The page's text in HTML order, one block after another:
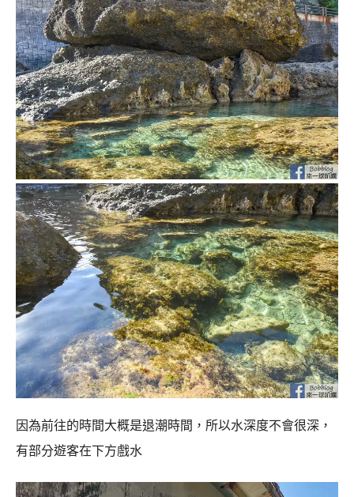
因為前往的時間大概是退潮時間，所以水深度不會很深，
有部分遊客在下方戲水